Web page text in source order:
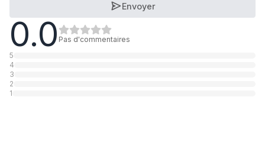
Envoyer
0.0 Pas d'commentaires
5
4
3
2
1